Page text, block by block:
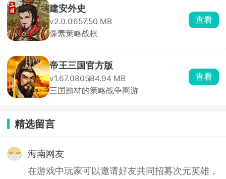
建安外史
v2.0.0657.50 MB
像素策略战棋
查看
帝王三国官方版
v1.67.080584.94 MB
三国题材的策略战争网游
查看
精选留言
海南网友
在游戏中玩家可以邀请好友共同招募次元英雄，